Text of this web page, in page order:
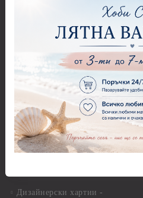
Дизайнерски хартии - 20.30
Дизайнерски хартии - 30.50
Дизайнерски хартии - 21,00
х 29,70 см
Дизайнерски хартии - 15.20
x 30.50 см.
Дизайнерски хартии -
други
Дизайнерски хартии -